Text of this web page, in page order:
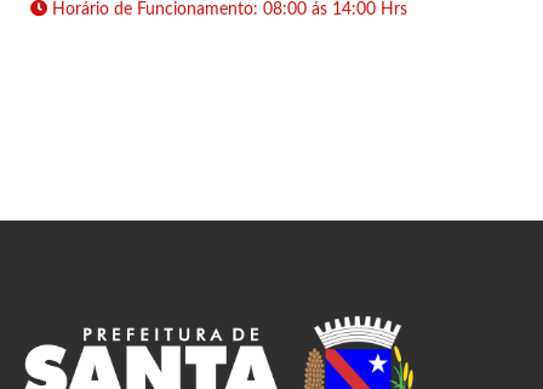
Horário de Funcionamento: 08:00 ás 14:00 Hrs